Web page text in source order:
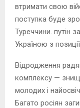
втримати свою
поступка буде
Туреччини. путін
Україною з
Відродження
комплексу —
молодих і
Багато росіян